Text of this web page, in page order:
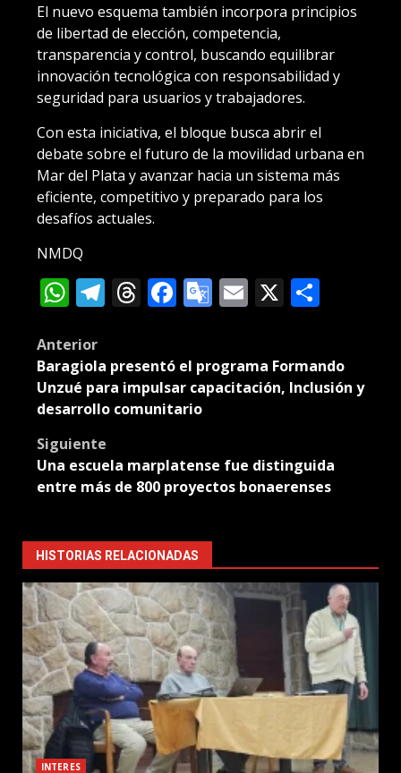
El nuevo esquema también incorpora principios
de libertad de elección, competencia,
transparencia y control, buscando equilibrar
innovación tecnológica con responsabilidad y
seguridad para usuarios y trabajadores.
Con esta iniciativa, el bloque busca abrir el
debate sobre el futuro de la movilidad urbana en
Mar del Plata y avanzar hacia un sistema más
eficiente, competitivo y preparado para los
desafíos actuales.
NMDQ
WhatsApp
Telegram
Threads
Facebook
Google
Email
X
Post
navigation
Anterior
Baragiola presentó el programa Formando
Unzué para impulsar capacitación, Inclusión y
desarrollo comunitario
Siguiente
Una escuela marplatense fue distinguida
entre más de 800 proyectos bonaerenses
HISTORIAS RELACIONADAS
INTERES